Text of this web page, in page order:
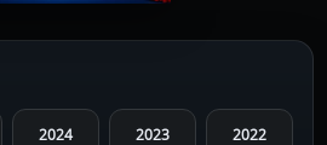
2024 2023 2022